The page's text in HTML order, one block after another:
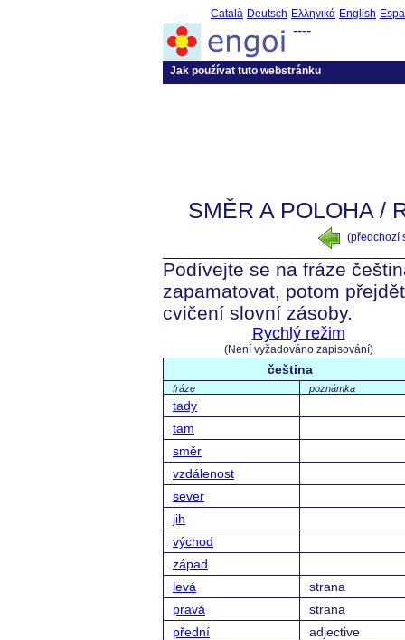
Català Deutsch Ελληνικά English
----
Jak používat tuto webstránku
SMĚR A POLOHA /
(předchozí
Podívejte se na fráze
zapamatovat, potom
cvičení slovní zásoby.
Rychlý režim
(Není vyžadováno zapisování)
čeština
fráze poznámka
tady
tam
směr
vzdálenost
sever
jih
východ
západ
levá
strana
pravá
strana
přední
adjective